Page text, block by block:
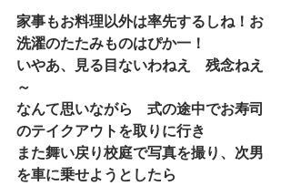
家事もお料理以外は率先するしね！お
洗濯のたたみものはぴか一！
いやあ、見る目ないわねえ　残念ねえ
～
なんて思いながら　式の途中でお寿司
のテイクアウトを取りに行き
また舞い戻り校庭で写真を撮り、次男
を車に乗せようとしたら